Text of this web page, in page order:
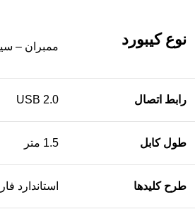
نوع کیبورد ممبران –
رابط اتصال USB 2.0
طول کابل 1.5 متر
طرح کلیدها استاندارد